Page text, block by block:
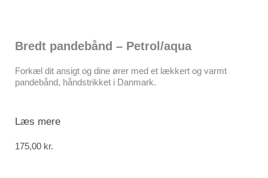
Bredt pandebånd – Petrol/aqua
Forkæl dit ansigt og dine ører med et lækkert og varmt
pandebånd, håndstrikket i Danmark.
Læs mere
175,00 kr.